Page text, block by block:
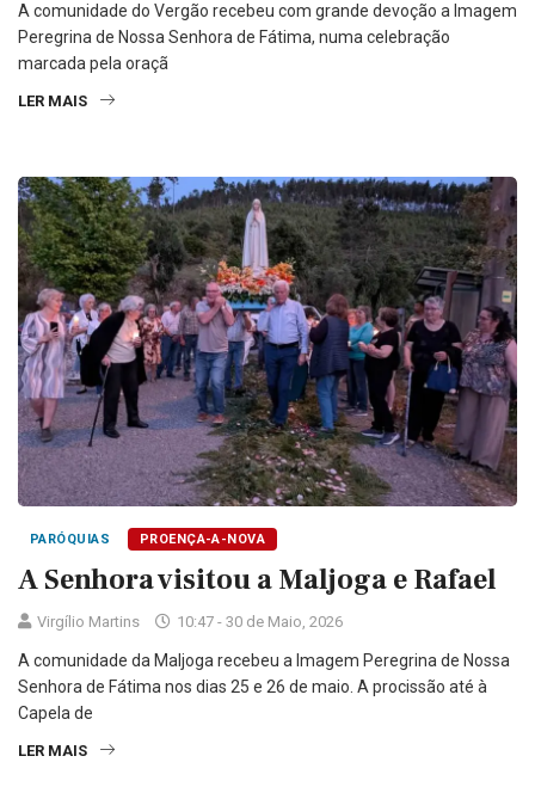
A comunidade do Vergão recebeu com grande devoção a Imagem
Peregrina de Nossa Senhora de Fátima, numa celebração
marcada pela oraçã
LER MAIS
PARÓQUIAS PROENÇA-A-NOVA
A Senhora visitou a Maljoga e Rafael
Virgílio Martins 10:47 - 30 de Maio, 2026
A comunidade da Maljoga recebeu a Imagem Peregrina de Nossa
Senhora de Fátima nos dias 25 e 26 de maio. A procissão até à
Capela de
LER MAIS